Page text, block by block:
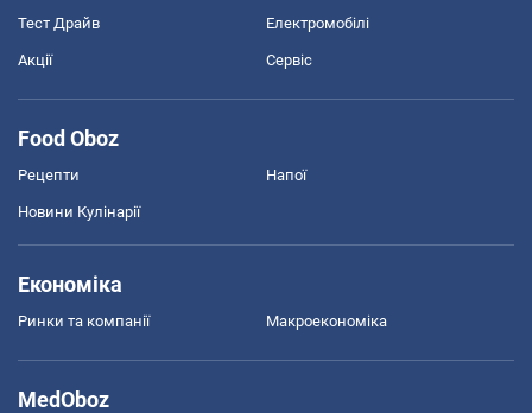
Тест Драйв Електромобілі
Акції Сервіс
Food Oboz
Рецепти Напої
Новини Кулінарії
Економіка
Ринки та компанії Макроекономіка
MedOboz